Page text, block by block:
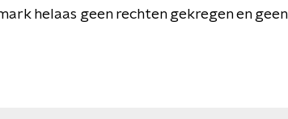
helaas geen rechten gekregen en geen